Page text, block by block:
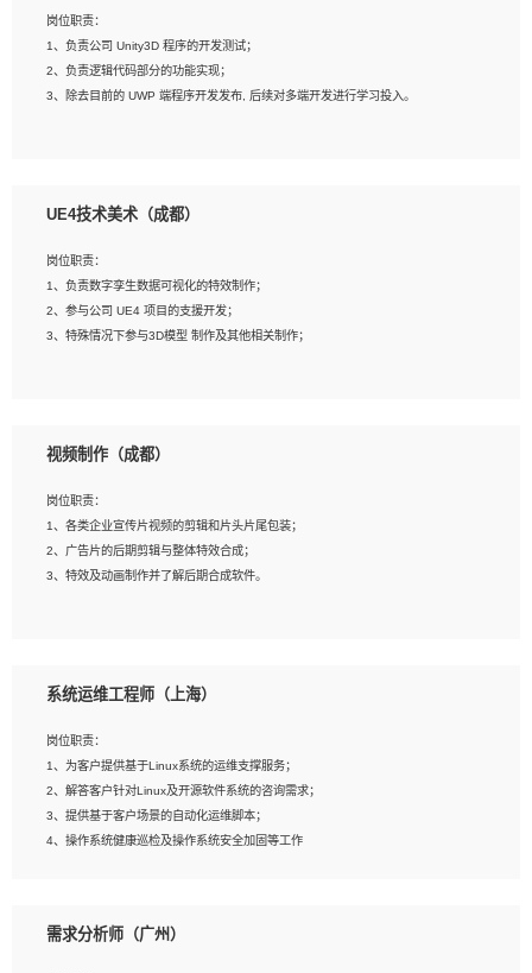
岗位职责：
1、负责公司 Unity3D 程序的开发测试；
2、负责逻辑代码部分的功能实现；
3、除去目前的 UWP 端程序开发发布, 后续对多端开发进行学习投入。
2、熟练掌握 Unity3D 程序开发，精通 C# 语言开发；
4、有良好的沟通能力和团队合作意识；
5、开发过 HoloLens 程序者优先。
UE4技术美术（成都）
岗位职责：
1、负责数字孪生数据可视化的特效制作；
2、参与公司 UE4 项目的支援开发；
3、特殊情况下参与3D模型 制作及其他相关制作；
上；
3、想象力丰富, 有一定的艺术审美深度；
4、有良好的场景特效搭建功底；
5、熟悉 3Ds Max 或者 Maya；
6、有良好的沟通能力和团队合作意识；
视频制作（成都）
岗位职责：
1、各类企业宣传片视频的剪辑和片头片尾包装；
2、广告片的后期剪辑与整体特效合成；
3、特效及动画制作并了解后期合成软件。
2、熟练使用After Effect、Photo Shop、熟练掌握视频剪辑和特效包装软件；
4、在剪辑上会思考，有一定编导思维；
5、踏实， 勤奋，愿意在工作中不断学习，提高自我；
6、能与同事友好相处。
系统运维工程师（上海）
岗位职责：
1、为客户提供基于Linux系统的运维支撑服务；
2、解答客户针对Linux及开源软件系统的咨询需求；
3、提供基于客户场景的自动化运维脚本；
4、操作系统健康巡检及操作系统安全加固等工作
1、全日制本科计算机相关专业毕业，3年以上相关工作经验；
需求分析师（广州）